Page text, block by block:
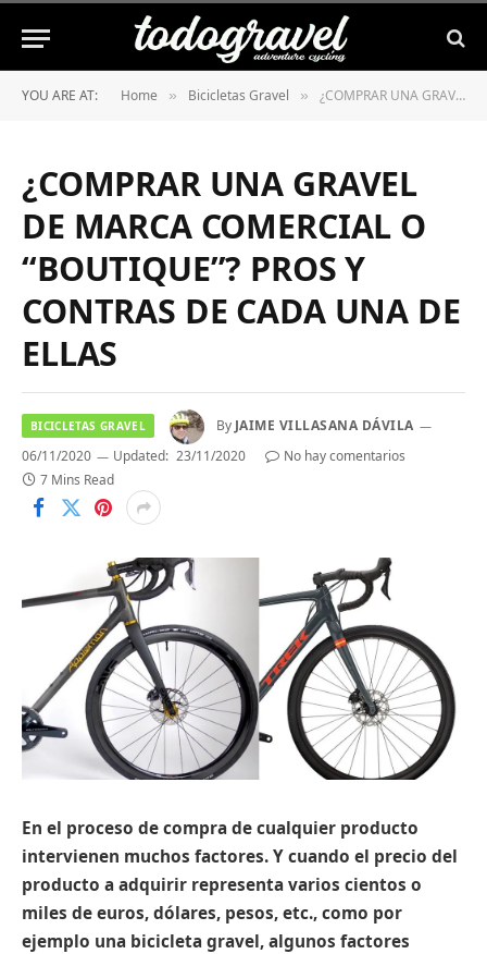
YOU ARE AT: Home » Bicicletas Gravel » ¿COMPRAR UNA GRAVEL DE MARCA COMERCIAL O “BOUTIQUE”? PROS Y CONTRAS DE CADA UNA DE ELLAS
¿COMPRAR UNA GRAVEL
DE MARCA COMERCIAL O
“BOUTIQUE”? PROS Y
CONTRAS DE CADA UNA DE
ELLAS
BICICLETAS GRAVEL By JAIME VILLASANA DÁVILA
06/11/2020
Updated: 23/11/2020
No hay comentarios
7 Mins Read
En el proceso de compra de cualquier producto
intervienen muchos factores. Y cuando el precio del
producto a adquirir representa varios cientos o
miles de euros, dólares, pesos, etc., como por
ejemplo una bicicleta gravel, algunos factores